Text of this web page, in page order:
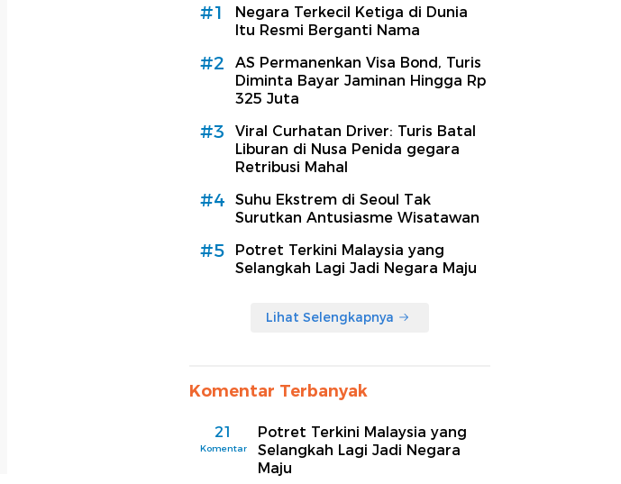
#1
Negara Terkecil Ketiga di Dunia
Itu Resmi Berganti Nama
#2
AS Permanenkan Visa Bond, Turis
Diminta Bayar Jaminan Hingga Rp
325 Juta
#3
Viral Curhatan Driver: Turis Batal
Liburan di Nusa Penida gegara
Retribusi Mahal
#4
Suhu Ekstrem di Seoul Tak
Surutkan Antusiasme Wisatawan
#5
Potret Terkini Malaysia yang
Selangkah Lagi Jadi Negara Maju
Lihat Selengkapnya
Komentar Terbanyak
21
Komentar
Potret Terkini Malaysia yang
Selangkah Lagi Jadi Negara
Maju